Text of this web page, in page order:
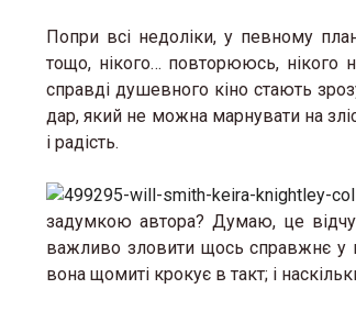
Попри всі недоліки, у певному
тощо, нікого… повторююсь, нікого
справді душевного кіно стають
дар, який не можна марнувати на
і радість.
задумкою автора? Думаю, це
важливо зловити щось справжнє у
вона щомиті крокує в такт; і